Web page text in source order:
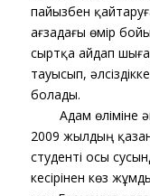
пайызбен
ағзадағы өмір
сыртқа айдап
тауысып,
болады.​
Адам өліміне
2009 жылдың
студенті осы
кесірінен көз